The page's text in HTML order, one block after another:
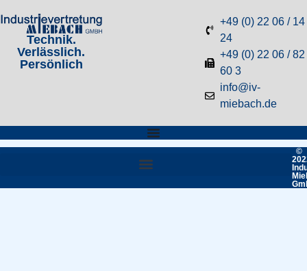
Technik.
Verlässlich.
Persönlich
+49 (0) 22 06 / 14
24
+49 (0) 22 06 / 82
60 3
info@iv-
miebach.de
©